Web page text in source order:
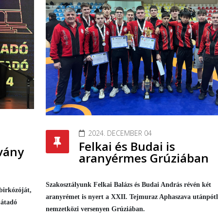
2024. DECEMBER 04
Felkai és Budai is
aranyérmes Grúziában
Szakosztályunk Felkai Balázs és Budai András révén két
aranyrémet is nyert a XXII. Tejmuraz Aphaszava
nemzetközi versenyen Grúziában.